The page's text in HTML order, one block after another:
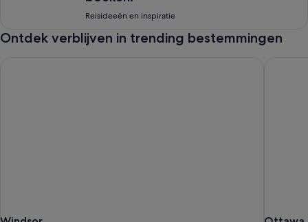
Reisideeën en inspiratie
Ontdek verblijven in trending bestemmingen